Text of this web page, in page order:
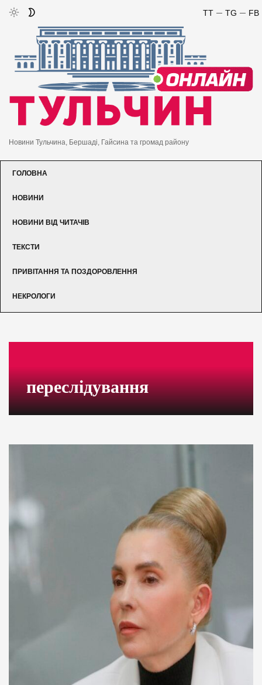
FB
TG
TT
Новини Тульчина, Бершаді, Гайсина та громад району
ГОЛОВНА
НОВИНИ
НОВИНИ ВІД ЧИТАЧІВ
ТЕКСТИ
ПРИВІТАННЯ ТА ПОЗДОРОВЛЕННЯ
НЕКРОЛОГИ
переслідування